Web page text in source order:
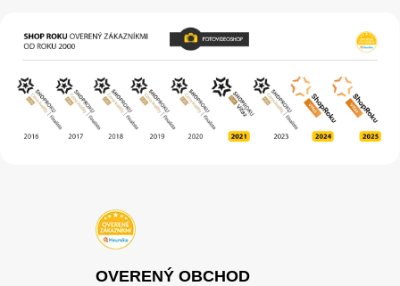
OVERENÝ OBCHOD